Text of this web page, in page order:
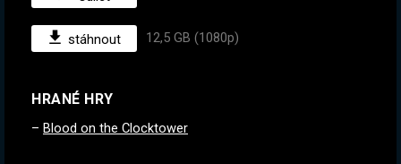
stáhnout 12,5 GB (1080p)
HRANÉ HRY
Blood on the Clocktower